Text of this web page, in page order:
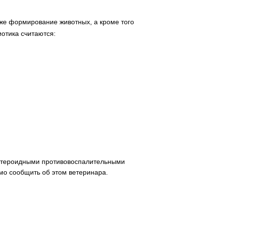
формирование животных, а кроме того
считаются:
противовоспалительными
сообщить об этом ветеринара.